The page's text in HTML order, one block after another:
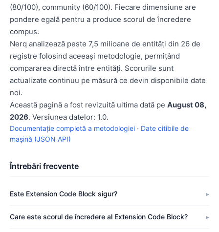
(80/100), community (60/100). Fiecare dimensiune are
pondere egală pentru a produce scorul de încredere
compus.
Nerq analizează peste 7,5 milioane de entități din 26 de
registre folosind aceeași metodologie, permițând
compararea directă între entități. Scorurile sunt
actualizate continuu pe măsură ce devin disponibile date
noi.
Această pagină a fost revizuită ultima dată pe August 08,
2026. Versiunea datelor: 1.0.
Documentație completă a metodologiei · Date citibile de
mașină (JSON API)
Întrebări frecvente
Este Extension Code Block sigur?
Care este scorul de încredere al Extension Code Block?